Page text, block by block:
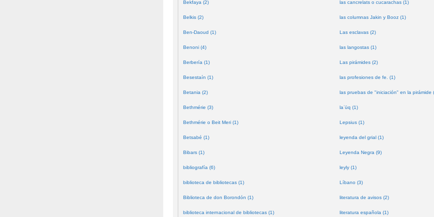
Bekfaya (2)
Belkis (2)
Ben-Daoud (1)
Benoni (4)
Berbería (1)
Besestaín (1)
Betania (2)
Bethmérie (3)
Bethmérie o Beit Meri (1)
Betsabé (1)
Bibars (1)
bibliografía (6)
biblioteca de bibliotecas (1)
Biblioteca de don Borondón (1)
biblioteca internacional de bibliotecas (1)
las cancrelats o cucarachas (1)
las columnas Jakin y Booz (1)
Las esclavas (2)
las langostas (1)
Las pirámides (2)
las profesiones de fe. (1)
las pruebas de "iniciación" en la pirámide
laʿūq (1)
Lepsius (1)
leyenda del grial (1)
Leyenda Negra (9)
leyly (1)
Líbano (3)
literatura de avisos (2)
literatura española (1)